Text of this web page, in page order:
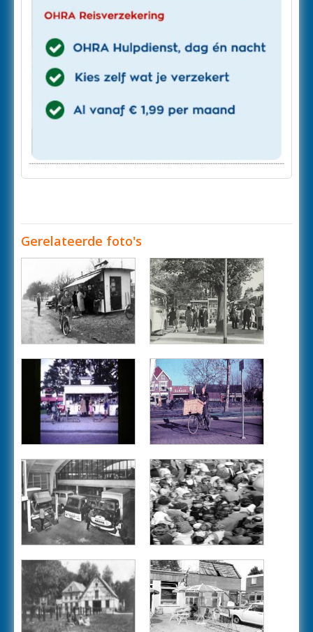
Gerelateerde foto's